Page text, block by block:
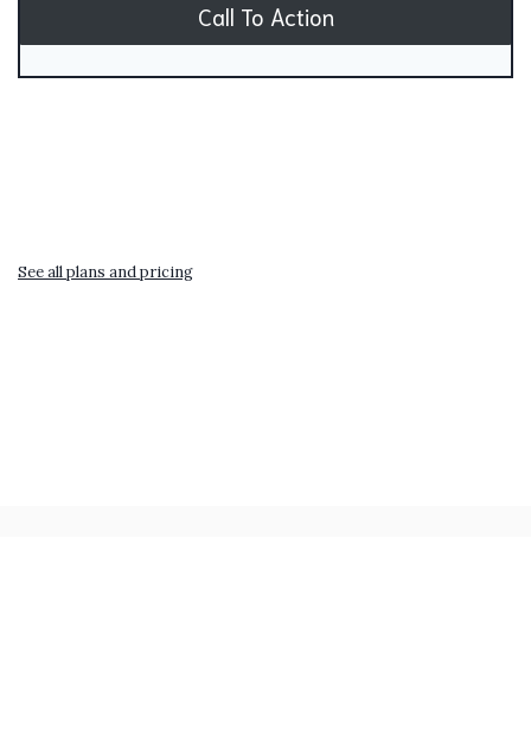
Call To Action
See all plans and pricing